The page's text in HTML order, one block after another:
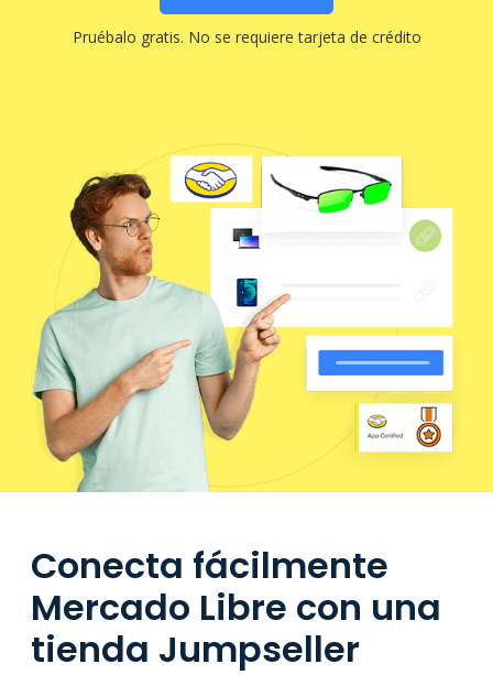
Pruébalo gratis. No se requiere tarjeta de crédito
Conecta fácilmente
Mercado Libre con una
tienda Jumpseller